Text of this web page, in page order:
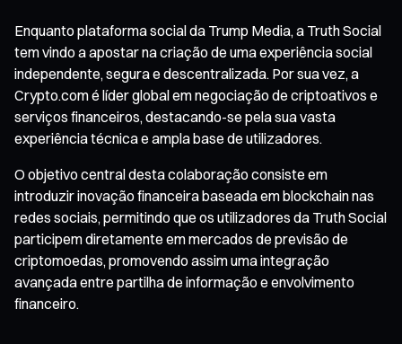
Enquanto plataforma social da Trump Media, a Truth Social
tem vindo a apostar na criação de uma experiência social
independente, segura e descentralizada. Por sua vez, a
Crypto.com é líder global em negociação de criptoativos e
serviços financeiros, destacando-se pela sua vasta
experiência técnica e ampla base de utilizadores.
O objetivo central desta colaboração consiste em
introduzir inovação financeira baseada em blockchain nas
redes sociais, permitindo que os utilizadores da Truth Social
participem diretamente em mercados de previsão de
criptomoedas, promovendo assim uma integração
avançada entre partilha de informação e envolvimento
financeiro.